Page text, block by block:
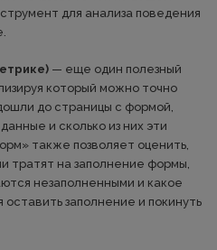
для анализа поведения
— еще один полезный
который можно точно
до страницы с формой,
и сколько из них эти
также позволяет оценить,
тратят на заполнение формы,
незаполненными и какое
заполнение и покинуть